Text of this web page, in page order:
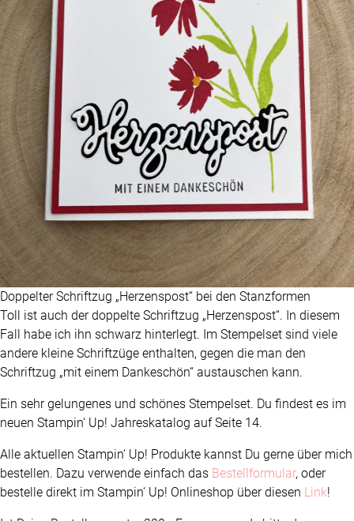
Doppelter Schriftzug „Herzenspost“ bei den Stanzformen
Toll ist auch der doppelte Schriftzug „Herzenspost“. In diesem
Fall habe ich ihn schwarz hinterlegt. Im Stempelset sind viele
andere kleine Schriftzüge enthalten, gegen die man den
Schriftzug „mit einem Dankeschön“ austauschen kann.
Ein sehr gelungenes und schönes Stempelset. Du findest es im
neuen Stampin‘ Up! Jahreskatalog auf Seite 14.
Alle aktuellen Stampin‘ Up! Produkte kannst Du gerne über mich
bestellen. Dazu verwende einfach das Bestellformular, oder
bestelle direkt im Stampin‘ Up! Onlineshop über diesen Link!